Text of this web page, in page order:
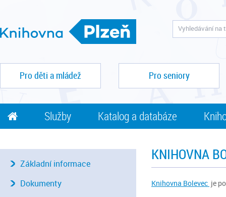
Pro děti a mládež Pro seniory
Služby Katalog a databáze
KNIHOVNA
Knihovna Bolevec je
Základní informace
Dokumenty